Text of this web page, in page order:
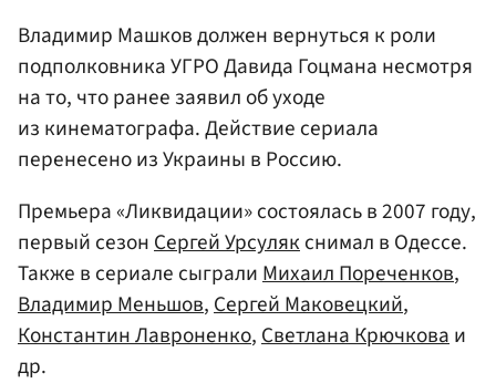
Владимир Машков должен вернуться к роли
подполковника УГРО Давида Гоцмана несмотря
на то, что ранее заявил об уходе
из кинематографа. Действие сериала
перенесено из Украины в Россию.
Премьера «Ликвидации» состоялась в 2007 году,
первый сезонСергей Урсулякснимал в Одессе.
Также в сериале сыгралиМихаил Пореченков,
Владимир Меньшов,Сергей Маковецкий,
Константин Лавроненко,Светлана Крючковаи
др.